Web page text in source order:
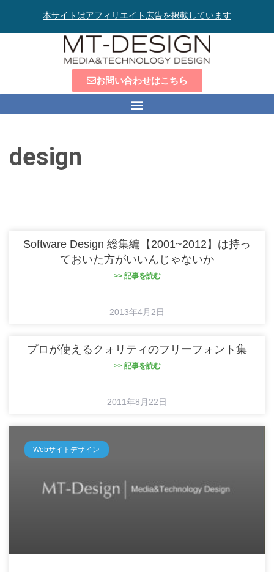
本サイトはアフィリエイト広告を掲載しています
お問い合わせはこちら
design
Software Design 総集編【2001~2012】は持っ
ておいた方がいいんじゃないか
>> 記事を読む
2013年4月2日
プロが使えるクォリティのフリーフォント集
>> 記事を読む
2011年8月22日
Webサイトデザイン